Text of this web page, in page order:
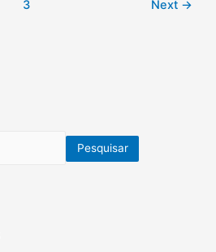
3 Next →
Pesquisar